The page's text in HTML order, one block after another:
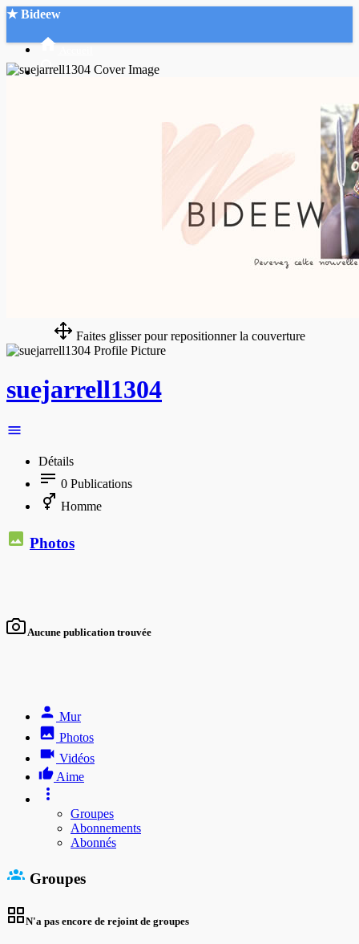
★ Bideew
Faites glisser pour repositionner la couverture
suejarrell1304
Détails
0 Publications
Homme
Photos
Aucune publication trouvée
Mur
Photos
Vidéos
Aime
Groupes
Abonnements
Abonnés
Groupes
N'a pas encore de rejoint de groupes